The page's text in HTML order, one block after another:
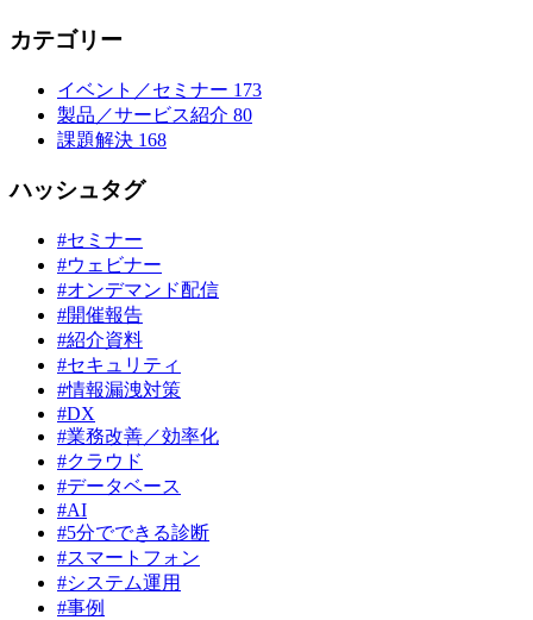
カテゴリー
イベント／セミナー 173
製品／サービス紹介 80
課題解決 168
ハッシュタグ
#セミナー
#ウェビナー
#オンデマンド配信
#開催報告
#紹介資料
#セキュリティ
#情報漏洩対策
#DX
#業務改善／効率化
#クラウド
#データベース
#AI
#5分でできる診断
#スマートフォン
#システム運用
#事例